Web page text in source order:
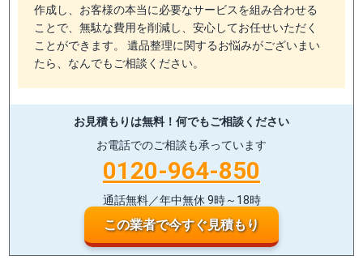
作成し、お客様の本当に必要なサービスを組み合わせる
ことで、無駄な費用を削減し、安心してお任せいただく
ことができます。 遺品整理に関するお悩みがございまい
たら、なんでもご相談ください。
お見積もりは無料！ 何でもご相談ください
お電話でのご相談も承っています
0120-964-850
通話無料／年中無休 9時～18時
この業者で今すぐ見積もり